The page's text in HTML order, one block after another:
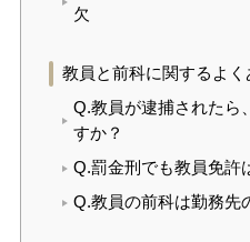
欠
教員と前科に関するよく
Q.教員が逮捕されたら
すか？
Q.罰金刑でも教員免許
Q.教員の前科は勤務先